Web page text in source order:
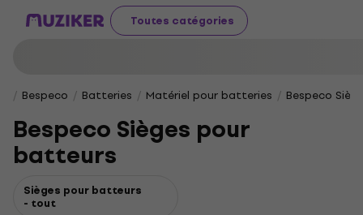
Toutes catégories
Bespeco Batteries Matériel pour batteries Bespeco
Bespeco Sièges pour
batteurs
Sièges pour batteurs
- tout